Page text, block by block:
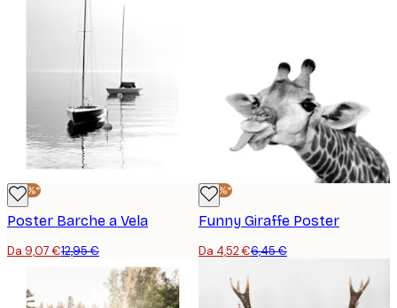
-30%*
Poster Barche a Vela
Da 9,07 €12,95 €
-30%*
Funny Giraffe Poster
Da 4,52 €6,45 €